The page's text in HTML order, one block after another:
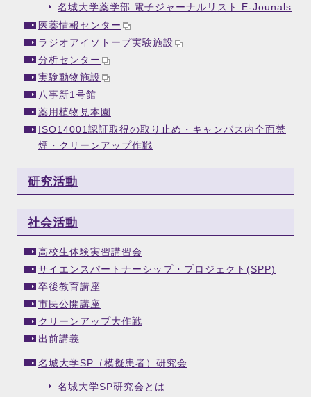
名城大学薬学部 電子ジャーナルリスト E-Jounals
医薬情報センター
ラジオアイソトープ実験施設
分析センター
実験動物施設
八事新1号館
薬用植物見本園
ISO14001認証取得の取り止め・キャンパス内全面禁
煙・クリーンアップ作戦
研究活動
社会活動
高校生体験実習講習会
サイエンスパートナーシップ・プロジェクト(SPP)
卒後教育講座
市民公開講座
クリーンアップ大作戦
出前講義
名城大学SP（模擬患者）研究会
名城大学SP研究会とは